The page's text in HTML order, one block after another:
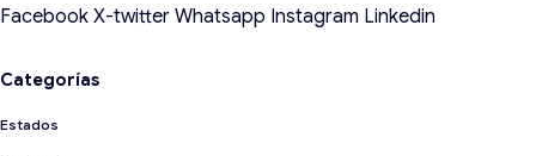
Facebook X-twitter Whatsapp Instagram Linkedin
Categorías
Estados